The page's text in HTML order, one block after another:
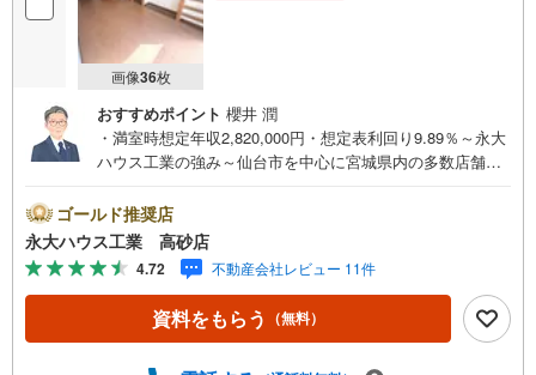
画像36枚
おすすめポイント 櫻井 潤
・満室時想定年収2,820,000円・想定表利回り9.89％～永大
ハウス工業の強み～仙台市を中心に宮城県内の多数店舗で
介！1.＜豊富な不動産知識＞戸建・マンション・土地...と
種別を問わず不動産を取り扱っております。更に教育施設
や商業施設、子育て環境や行政などの地域情報を総合し、
お客様により良い物件選びをして頂けるよう、しっかりと
サポートさせて頂きます。2.＜経験豊富なスタッフ＞当社
では【購入】【売却】【引っ越し】【リフォーム】など住
ゴールド推奨店
永大ハウス工業 高砂店
4.72 不動産会社レビュー 11件
資料をもらう （無料）